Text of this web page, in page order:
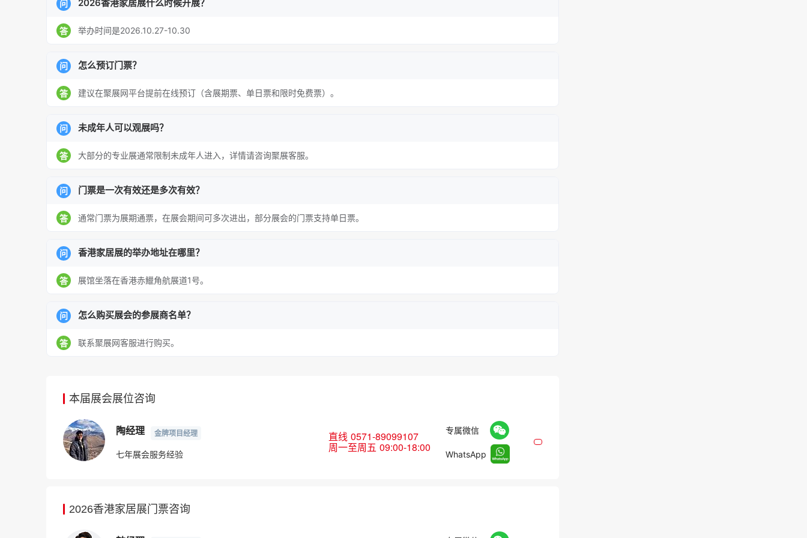
问 2026香港家居展什么时候开展？
答 举办时间是2026.10.27-10.30
问 怎么预订门票？
答 建议在聚展网平台提前在线预订（含展期票、单日票和限时免费票）。
问 未成年人可以观展吗？
答 大部分的专业展通常限制未成年人进入，详情请咨询聚展客服。
问 门票是一次有效还是多次有效？
答 通常门票为展期通票，在展会期间可多次进出，部分展会的门票支持单日票。
问 香港家居展的举办地址在哪里？
答 展馆坐落在香港赤鱲角航展道1号。
问 怎么购买展会的参展商名单？
答 联系聚展网客服进行购买。
本届展会展位咨询
陶经理 金牌项目经理
七年展会服务经验
直线 0571-89099107
周一至周五 09:00-18:00
专属微信
WhatsApp
2026香港家居展门票咨询